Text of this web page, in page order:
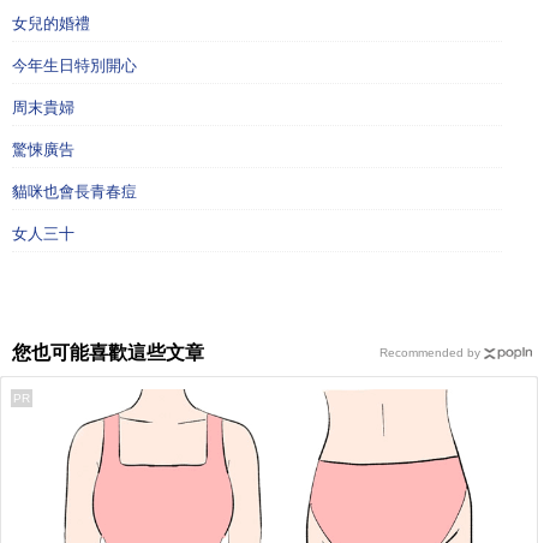
女兒的婚禮
今年生日特別開心
周末貴婦
驚悚廣告
貓咪也會長青春痘
女人三十
您也可能喜歡這些文章
PR
Recommended by